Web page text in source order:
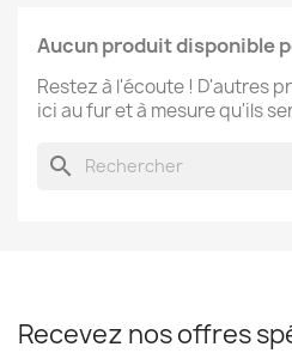
Aucun produit disponible
Restez à l'écoute ! D'autres
ici au fur et à mesure qu'ils
search
Recevez nos offres